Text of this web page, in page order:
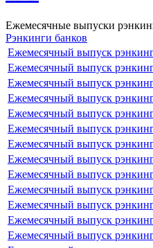
Ежемесячные выпуски
Рэнкинги банков
Ежемесячный выпуск
Ежемесячный выпуск
Ежемесячный выпуск
Ежемесячный выпуск
Ежемесячный выпуск
Ежемесячный выпуск
Ежемесячный выпуск
Ежемесячный выпуск
Ежемесячный выпуск
Ежемесячный выпуск
Ежемесячный выпуск
Ежемесячный выпуск
Ежемесячный выпуск